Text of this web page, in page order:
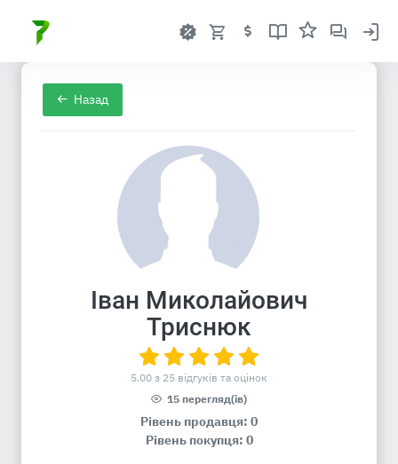
Назад
Іван Миколайович
Триснюк
5.00 з 25 відгуків та оцінок
15 перегляд(ів)
Рівень продавця: 0
Рівень покупця: 0